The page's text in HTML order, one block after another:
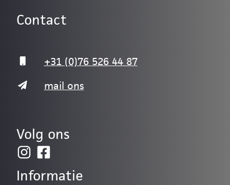
Contact
+31 (0)76 526 44 87
mail ons
Volg ons
Informatie